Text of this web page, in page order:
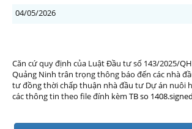
04/05/2026
Căn cứ quy định của Luật Đầu tư số 143/2025/
Quảng Ninh trân trọng thông báo đến các nhà
tư đồng thời chấp thuận nhà đầu tư Dự án nuôi
các thông tin theo file đính kèm TB so